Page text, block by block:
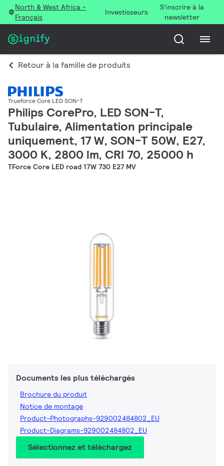
North & West Africa -
Français
Investisseurs
S’inscrire à la
newsletter
Retour à la famille de produits
Trueforce Core LED SON-T
Philips CorePro, LED SON-T,
Tubulaire, Alimentation principale
uniquement, 17 W, SON-T 50W, E27,
3000 K, 2800 lm, CRI 70, 25000 h
TForce Core LED road 17W 730 E27 MV
Documents les plus téléchargés
Brochure du produit
Notice de montage
Product-Photographs-929002484802_EU
Product-Diagrams-929002484802_EU
Sélectionnez et téléchargez